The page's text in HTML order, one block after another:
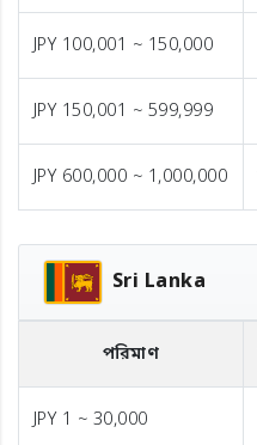
JPY 100,001 ~ 150,000
JPY 150,001 ~ 599,999
JPY 600,000 ~ 1,000,000
Sri Lanka
পরিমাণ
JPY 1 ~ 30,000